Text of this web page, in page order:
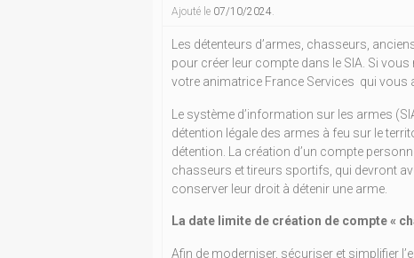
Ajouté le 07/10/2024.
Les détenteurs d’armes, chasseurs,
pour créer leur compte dans le SIA. Si
votre animatrice France Services qui vous
Le système d’information sur les armes
détention légale des armes à feu sur le
détention. La création d’un compte
chasseurs et tireurs sportifs, qui devront
conserver leur droit à détenir une arme.
La date limite de création de compte «
Afin de moderniser, sécuriser et simplifier